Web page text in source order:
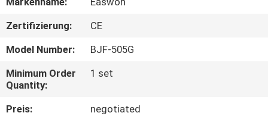
FABRIK-
AUSFLUG
QUALITÄTSKONTROLLE
Zertifizierung:
CE
Model Number:
BJF-505G
Minimum Order
Quantity:
1 set
Preis:
negotiated